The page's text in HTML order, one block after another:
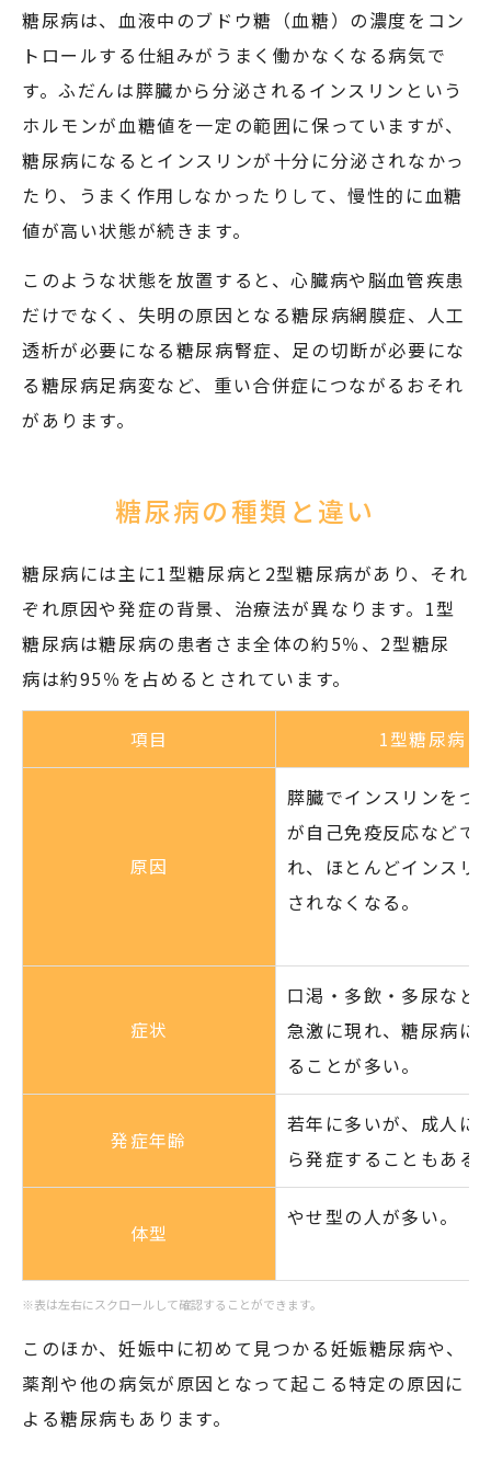
糖尿病は、血液中のブドウ糖（血糖）の濃度をコン
トロールする仕組みがうまく働かなくなる病気で
す。ふだんは膵臓から分泌されるインスリンという
ホルモンが血糖値を一定の範囲に保っていますが、
糖尿病になるとインスリンが十分に分泌されなかっ
たり、うまく作用しなかったりして、慢性的に血糖
値が高い状態が続きます。
このような状態を放置すると、心臓病や脳血管疾患
だけでなく、失明の原因となる糖尿病網膜症、人工
透析が必要になる糖尿病腎症、足の切断が必要にな
る糖尿病足病変など、重い合併症につながるおそれ
があります。
糖尿病の種類と違い
糖尿病には主に1型糖尿病と2型糖尿病があり、それ
ぞれ原因や発症の背景、治療法が異なります。1型
糖尿病は糖尿病の患者さま全体の約5％、2型糖尿
病は約95％を占めるとされています。
項目 1型糖尿病
原因
膵臓でインスリンをつ
が自己免疫反応などで
れ、ほとんどインスリ
されなくなる。
症状
口渇・多飲・多尿など
急激に現れ、糖尿病に
ることが多い。
発症年齢
若年に多いが、成人に
ら発症することもある
体型
やせ型の人が多い。
※表は左右にスクロールして確認することができます。
このほか、妊娠中に初めて見つかる妊娠糖尿病や、
薬剤や他の病気が原因となって起こる特定の原因に
よる糖尿病もあります。